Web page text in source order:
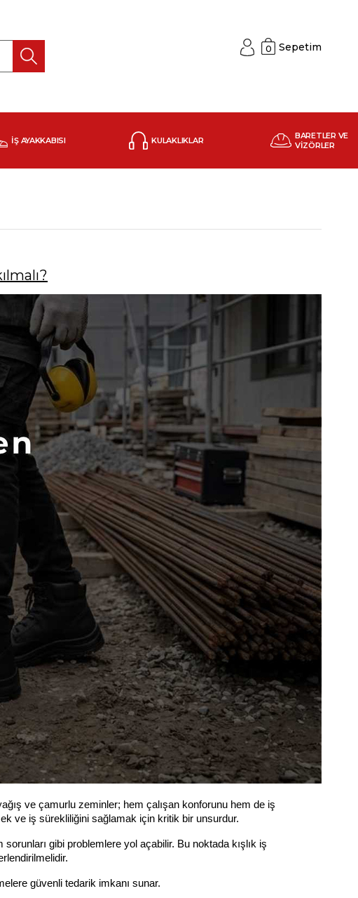
Sepetim
0
İŞ AYAKKABISI KULAKLIKLAR
BARETLER VE
VİZÖRLER
ve çamurlu zeminler; hem çalışan konforunu hem de iş
ve iş sürekliliğini sağlamak için kritik bir unsurdur.
gibi problemlere yol açabilir. Bu noktada kışlık iş
güvenli tedarik imkanı sunar.